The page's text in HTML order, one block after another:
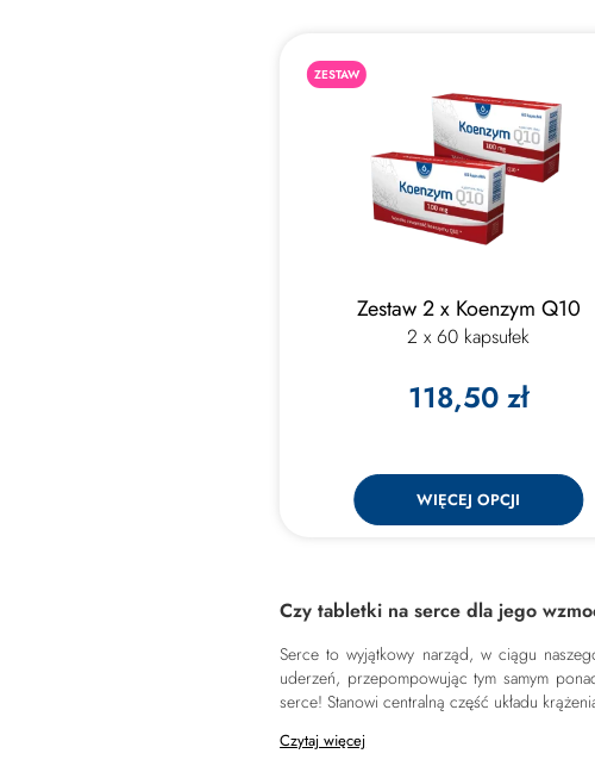
ZESTAW
Zestaw 2 x Koenzym Q10
2 x 60 kapsułek
118,50 zł
WIĘCEJ OPCJI
Czy tabletki na serce dla jego
Serce to wyjątkowy narząd, w ciągu
uderzeń, przepompowując tym samym
serce! Stanowi centralną część układu
Czytaj więcej